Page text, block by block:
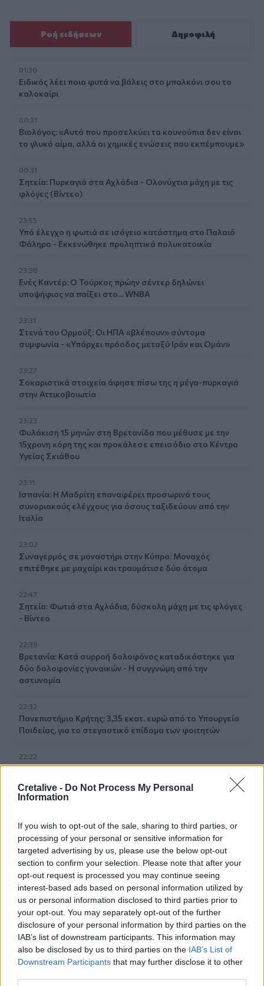
Cretalive - Do Not Process My Personal
Information
If you wish to opt-out of the sale, sharing to third parties, or
processing of your personal or sensitive information for
targeted advertising by us, please use the below opt-out
section to confirm your selection. Please note that after your
opt-out request is processed you may continue seeing
interest-based ads based on personal information utilized by
us or personal information disclosed to third parties prior to
your opt-out. You may separately opt-out of the further
disclosure of your personal information by third parties on the
IAB’s list of downstream participants. This information may
also be disclosed by us to third parties on the IAB’s List of
Downstream Participants that may further disclose it to other
Ροή ειδήσεων Δημοφιλή
01:30
Ειδικός λέει ποια φυτά να βάλεις στο μπαλκόνι σου το
καλοκαίρι
00:31
Βιολόγος: «Αυτό που προσελκύει τα κουνούπια δεν είναι
το γλυκό αίμα, αλλά οι χημικές ενώσεις που εκπέμπουμε»
00:31
Σητεία: Πυρκαγιά στα Αχλάδια - Ολονύχτια μάχη με τις
φλόγες (Βίντεο)
23:55
Υπό έλεγχο η φωτιά σε ισόγειο κατάστημα στο Παλαιό
Φάληρο - Εκκενώθηκε προληπτικά πολυκατοικία
23:38
Ενές Καντέρ: Ο Τούρκος πρώην σέντερ δηλώνει
υποψήφιος να παίξει στο... WNBA
23:31
Στενά του Ορμούζ: Οι ΗΠΑ «βλέπουν» σύντομα
συμφωνία - «Υπάρχει πρόοδος μεταξύ Ιράν και Ομάν»
23:27
Σοκαριστικά στοιχεία άφησε πίσω της η μέγα-πυρκαγιά
στην Αττικοβοιωτία
23:23
Φυλάκιση 15 μηνών στη Βρετανίδα που μέθυσε με την
15χρονη κόρη της και προκάλεσε επεισόδιο στο Κέντρο
Υγείας Σκιάθου
23:11
Ισπανία: Η Μαδρίτη επαναφέρει προσωρινά τους
συνοριακούς ελέγχους για όσους ταξιδεύουν από την
Ιταλία
23:02
Συναγερμός σε μοναστήρι στην Κύπρο: Μοναχός
επιτέθηκε με μαχαίρι και τραυμάτισε δύο άτομα
22:47
Σητεία: Φωτιά στα Αχλάδια, δύσκολη μάχη με τις φλόγες
- Βίντεο
22:39
Βρετανία: Κατά συρροή δολοφόνος καταδικάστηκε για
δύο δολοφονίες γυναικών - Η συγγνώμη από την
αστυνομία
22:32
Πανεπιστήμιο Κρήτης: 3,35 εκατ. ευρώ από το Υπουργείο
Παιδείας, για το στεγαστικό επίδομα των φοιτητών
22:22
Ηράκλειο: “Σκουπίδια κατάχαμα, μια ψησταριά στο
πολύ υψηλός κίνδυνος πυρκαγιάς!
22:02
Σφοδρή επίθεση κατά Καρυστιανού-Γρατσία από πρώην
στελέχη: «Συνεχής εσωστρέφεια και τραγικά
επικοινωνιακά λάθη»
21:57
Ηράκλειο: "Σε άθλια κατάσταση το μνημείο πεσόντων
Εφέδρων Αξιωματικών στον Καράβολα"
Λαμία: Απατεώνες άρπαξαν μεγάλο χρηματικό ποσό από